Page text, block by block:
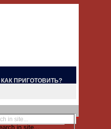
КАК ПРИГОТОВИТЬ?